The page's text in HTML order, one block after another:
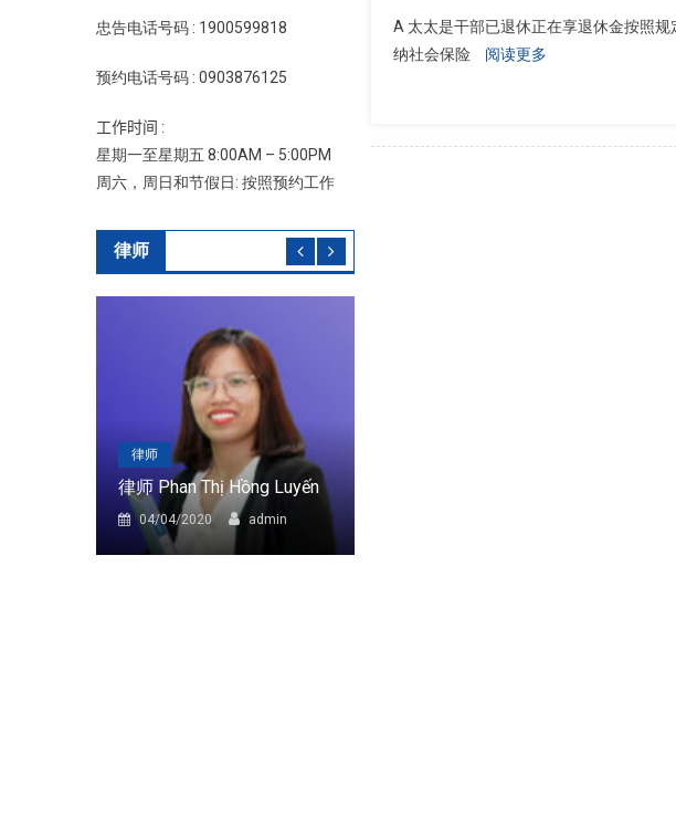
A 太太是干部已退休正在享退休金按照
纳社会保险
阅读更多
忠告电话号码 : 1900599818
预约电话号码 : 0903876125
工作时间 :
星期一至星期五 8:00AM – 5:00PM
周六，周日和节假日: 按照预约工作
律师
律师
律师 Phan Thị Hồng Luyến
04/04/2020 admin